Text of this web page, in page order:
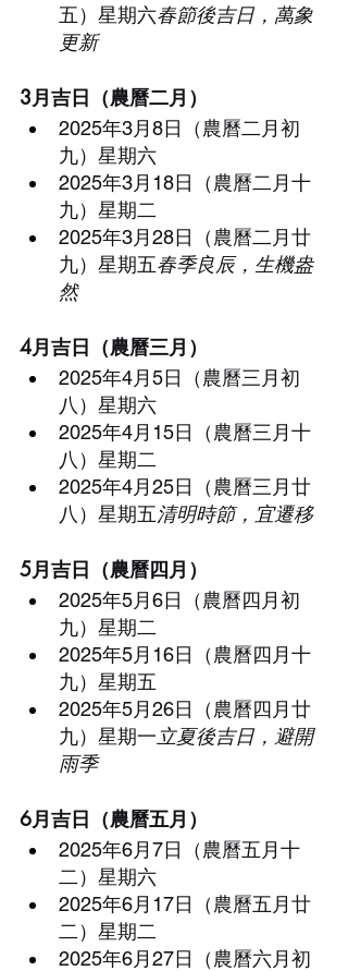
五）星期六春節後吉日，萬象
更新
3月吉日（農曆二月）
2025年3月8日（農曆二月初
九）星期六
2025年3月18日（農曆二月十
九）星期二
2025年3月28日（農曆二月廿
九）星期五春季良辰，生機盎
然
4月吉日（農曆三月）
2025年4月5日（農曆三月初
八）星期六
2025年4月15日（農曆三月十
八）星期二
2025年4月25日（農曆三月廿
八）星期五清明時節，宜遷移
5月吉日（農曆四月）
2025年5月6日（農曆四月初
九）星期二
2025年5月16日（農曆四月十
九）星期五
2025年5月26日（農曆四月廿
九）星期一立夏後吉日，避開
雨季
6月吉日（農曆五月）
2025年6月7日（農曆五月十
二）星期六
2025年6月17日（農曆五月廿
二）星期二
2025年6月27日（農曆六月初